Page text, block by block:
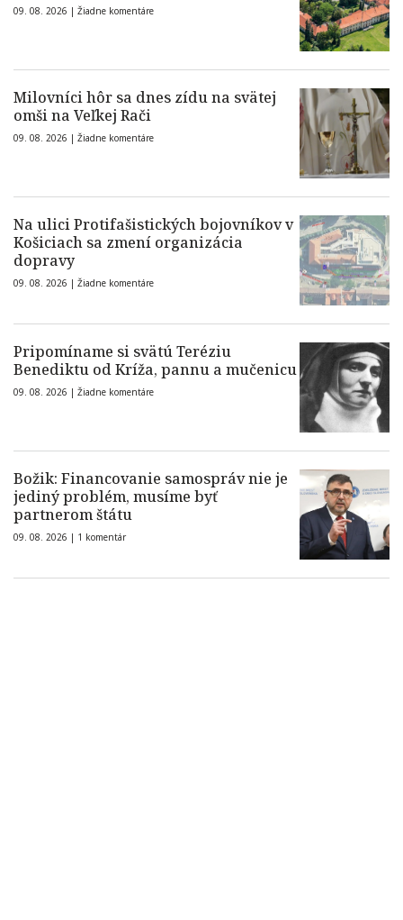
09. 08. 2026 | Žiadne komentáre
Milovníci hôr sa dnes zídu na svätej
omši na Veľkej Rači
09. 08. 2026 | Žiadne komentáre
Na ulici Protifašistických bojovníkov v
Košiciach sa zmení organizácia
dopravy
09. 08. 2026 | Žiadne komentáre
Pripomíname si svätú Teréziu
Benediktu od Kríža, pannu a mučenicu
09. 08. 2026 | Žiadne komentáre
Božik: Financovanie samospráv nie je
jediný problém, musíme byť
partnerom štátu
09. 08. 2026 | 1 komentár